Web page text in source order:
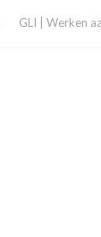
GLI | Werken